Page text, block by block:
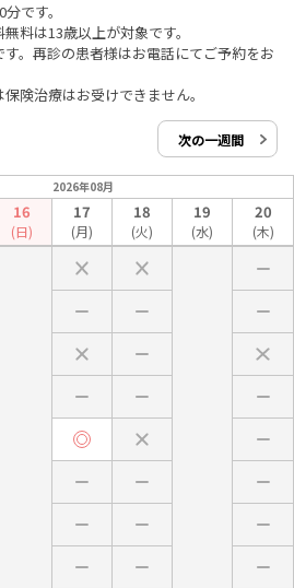
です。
料は13歳以上が対象です。
。再診の患者様はお電話にてご予約をお
険治療はお受けできません。
次の一週間
2026年08月
16
(日)
17
(月)
18
(火)
19
(水)
20
(木)